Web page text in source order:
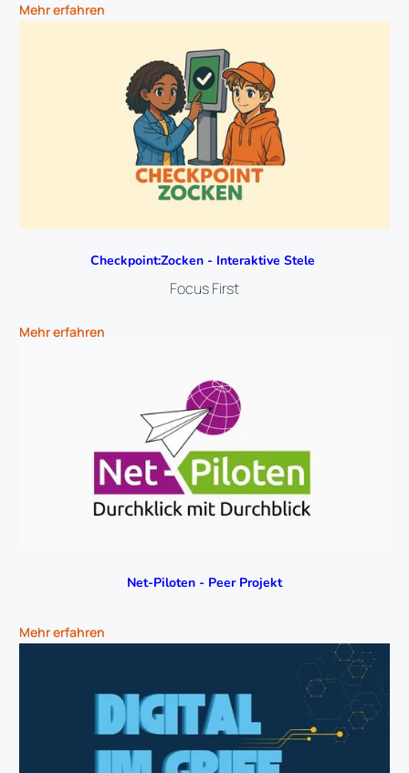
Mehr erfahren
Checkpoint:Zocken - Interaktive Stele
Focus First
Mehr erfahren
Net-Piloten - Peer Projekt
Mehr erfahren